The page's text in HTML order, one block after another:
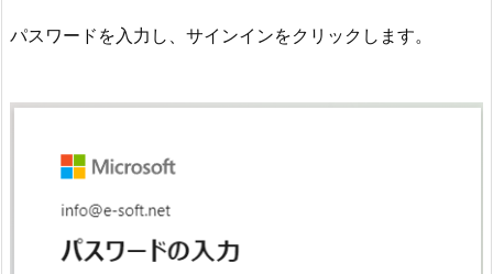
パスワードを入力し、サインインをクリックします。